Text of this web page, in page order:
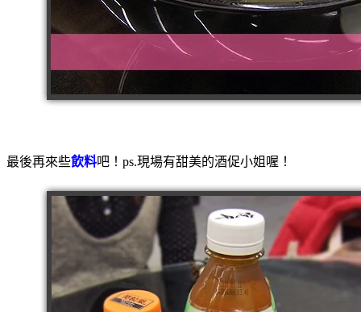
最後再來些飲料吧！ps.現場有甜美的酒促小姐喔！